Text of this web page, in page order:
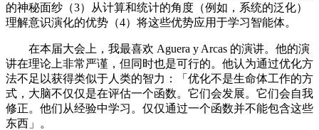
的神秘面纱（3）从计算和统计的角度（例如，系统的泛化）
理解意识演化的优势（4）将这些优势应用于学习智能体。
在本届大会上，我最喜欢 Aguera y Arcas 的演讲。他的演
讲在理论上非常严谨，但同时也是可行的。他认为通过优化方
法不足以获得类似于人类的智力：「优化不是生命体工作的方
式，大脑不仅仅是在评估一个函数。它们会发展。它们会自我
修正。他们从经验中学习。仅仅通过一个函数并不能包含这些
东西」。